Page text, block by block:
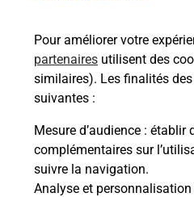
Pour améliorer votre
partenaires utilisent des
similaires). Les finalités
suivantes :
Mesure d’audience : établir
complémentaires sur
suivre la navigation.
Analyse et personnalisation
Malin !
La Poste
en ligne
Ouvert 24h/24